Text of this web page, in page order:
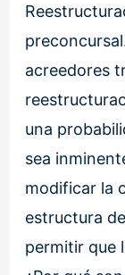
acreedores
una
sea
modificar la
estructura
permitir que